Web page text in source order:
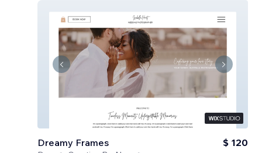
Dreamy Frames $ 120